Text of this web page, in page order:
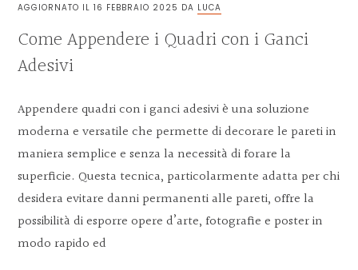
AGGIORNATO IL16 FEBBRAIO 2025 DA LUCA
Come Appendere i Quadri con i Ganci
Adesivi
Appendere quadri con i ganci adesivi è una soluzione
moderna e versatile che permette di decorare le pareti in
maniera semplice e senza la necessità di forare la
superficie. Questa tecnica, particolarmente adatta per chi
desidera evitare danni permanenti alle pareti, offre la
possibilità di esporre opere d’arte, fotografie e poster in
modo rapido ed